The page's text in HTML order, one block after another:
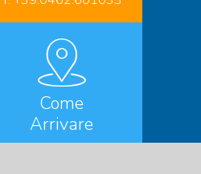
Come
Arrivare